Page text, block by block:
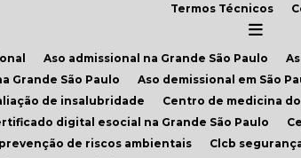
Termos Técnicos
Aso admissional na Grande São Paulo
Grande São Paulo
Aso demissional em São
de insalubridade
Centro de medicina
digital esocial na Grande São Paulo
prevenção de riscos ambientais
Clcb